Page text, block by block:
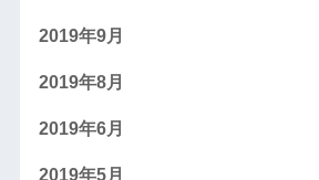
2019年9月
2019年8月
2019年6月
2019年5月